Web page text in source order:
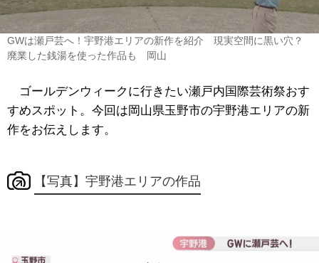
GWは瀬戸芸へ！宇野港エリアの新作を紹介 現実空間に黒い穴？
廃業した銭湯を使った作品も 岡山
ゴールデンウィークに行きたい瀬戸内国際芸術祭おす
すめスポット。今回は岡山県玉野市の宇野港エリアの新
作をお伝えします。
【写真】宇野港エリアの作品